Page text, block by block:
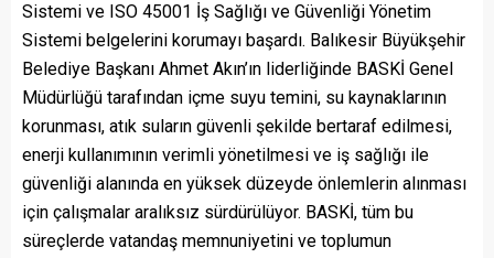
Sistemi ve ISO 45001 İş Sağlığı ve Güvenliği Yönetim
Sistemi belgelerini korumayı başardı. Balıkesir Büyükşehir
Belediye Başkanı Ahmet Akın’ın liderliğinde BASKİ Genel
Müdürlüğü tarafından içme suyu temini, su kaynaklarının
korunması, atık suların güvenli şekilde bertaraf edilmesi,
enerji kullanımının verimli yönetilmesi ve iş sağlığı ile
güvenliği alanında en yüksek düzeyde önlemlerin alınması
için çalışmalar aralıksız sürdürülüyor. BASKİ, tüm bu
süreçlerde vatandaş memnuniyetini ve toplumun